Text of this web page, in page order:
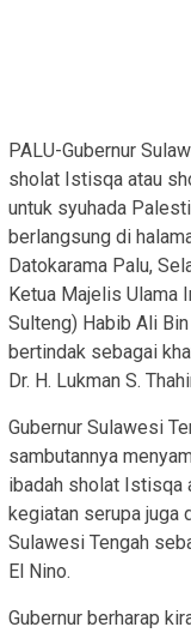
PALU-Gubernur
sholat Istisqa atau
untuk syuhada
berlangsung di
Datokarama Palu,
Ketua Majelis Ulama
Sulteng) Habib Ali
bertindak sebagai
Dr. H. Lukman S.
Gubernur Sulawesi
sambutannya
ibadah sholat Istisqa
kegiatan serupa juga
Sulawesi Tengah
El Nino.
Gubernur berharap